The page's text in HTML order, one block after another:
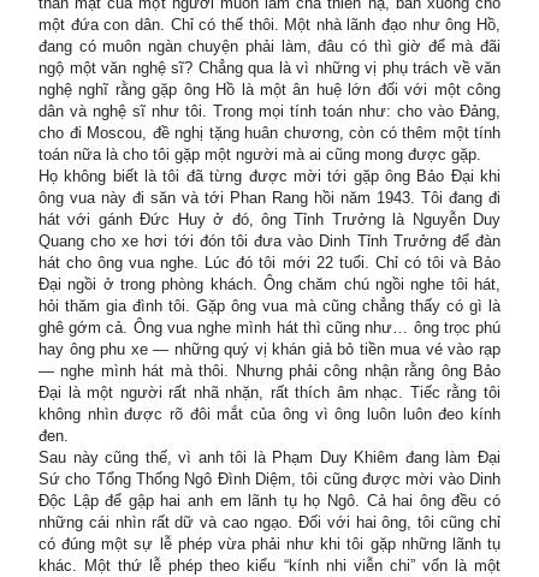
một đứa con dân. Chỉ có thế thôi. Một nhà lãnh đạo như ông Hồ,
đang có muôn ngàn chuyện phải làm, đâu có thì giờ để mà đãi
ngộ một văn nghệ sĩ? Chẳng qua là vì những vị phụ trách về văn
nghệ nghĩ rằng gặp ông Hồ là một ân huệ lớn đối với một công
dân và nghệ sĩ như tôi. Trong mọi tính toán như: cho vào Đảng,
cho đi Moscou, đề nghị tặng huân chương, còn có thêm một tính
toán nữa là cho tôi gặp một người mà ai cũng mong được gặp.
Họ không biết là tôi đã từng được mời tới gặp ông Bảo Đại khi
ông vua này đi săn và tới Phan Rang hồi năm 1943. Tôi đang đi
hát với gánh Đức Huy ở đó, ông Tỉnh Trưởng là Nguyễn Duy
Quang cho xe hơi tới đón tôi đưa vào Dinh Tỉnh Trưởng để đàn
hát cho ông vua nghe. Lúc đó tôi mới 22 tuổi. Chỉ có tôi và Bảo
Đại ngồi ở trong phòng khách. Ông chăm chú ngồi nghe tôi hát,
hỏi thăm gia đình tôi. Gặp ông vua mà cũng chẳng thấy có gì là
ghê gớm cả. Ông vua nghe mình hát thì cũng như… ông trọc phú
hay ông phu xe — những quý vị khán giả bỏ tiền mua vé vào rạp
— nghe mình hát mà thôi. Nhưng phải công nhận rằng ông Bảo
Đại là một người rất nhã nhặn, rất thích âm nhạc. Tiếc rằng tôi
không nhìn được rõ đôi mắt của ông vì ông luôn luôn đeo kính
đen.
Sau này cũng thế, vì anh tôi là Phạm Duy Khiêm đang làm Đại
Sứ cho Tổng Thống Ngô Đình Diệm, tôi cũng được mời vào Dinh
Độc Lập để gập hai anh em lãnh tụ họ Ngô. Cả hai ông đều có
những cái nhìn rất dữ và cao ngạo. Đối với hai ông, tôi cũng chỉ
có đúng một sự lễ phép vừa phải như khi tôi gặp những lãnh tụ
khác. Một thứ lễ phép theo kiểu “kính nhi viễn chi” vốn là một